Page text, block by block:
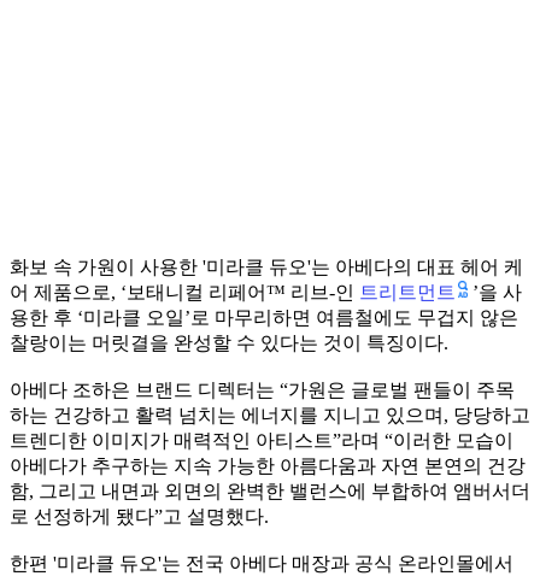
화보 속 가원이 사용한 '미라클 듀오'는 아베다의 대표 헤어 케
어 제품으로, ‘보태니컬 리페어™ 리브-인 트리트먼트
’을 사
용한 후 ‘미라클 오일’로 마무리하면 여름철에도 무겁지 않은
찰랑이는 머릿결을 완성할 수 있다는 것이 특징이다.
아베다 조하은 브랜드 디렉터는 “가원은 글로벌 팬들이 주목
하는 건강하고 활력 넘치는 에너지를 지니고 있으며, 당당하고
트렌디한 이미지가 매력적인 아티스트”라며 “이러한 모습이
아베다가 추구하는 지속 가능한 아름다움과 자연 본연의 건강
함, 그리고 내면과 외면의 완벽한 밸런스에 부합하여 앰버서더
로 선정하게 됐다”고 설명했다.
한편 '미라클 듀오'는 전국 아베다 매장과 공식 온라인몰에서